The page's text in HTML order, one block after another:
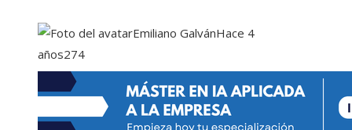
Emiliano GalvánHace 4
años274